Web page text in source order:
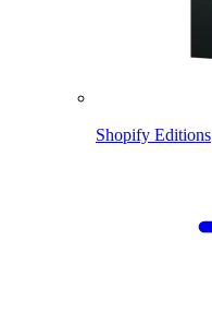
Shopify Editions